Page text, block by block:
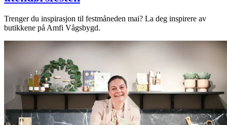
Trenger du inspirasjon til festmåneden mai? La deg inspirere av
butikkene på Amfi Vågsbygd.